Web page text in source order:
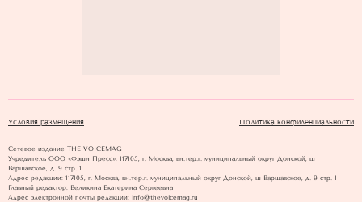
Условия размещения Политика конфиденциальности
Сетевое издание THE VOICEMAG
Учредитель ООО «Фэшн Пресс»: 117105, г. Москва, вн.тер.г. муниципальный округ Донской, ш
Варшавское, д. 9 стр. 1
Адрес редакции: 117105, г. Москва, вн.тер.г. муниципальный округ Донской, ш Варшавское, д. 9 стр. 1
Главный редактор: Великина Екатерина Сергеевна
Адрес электронной почты редакции: info@thevoicemag.ru